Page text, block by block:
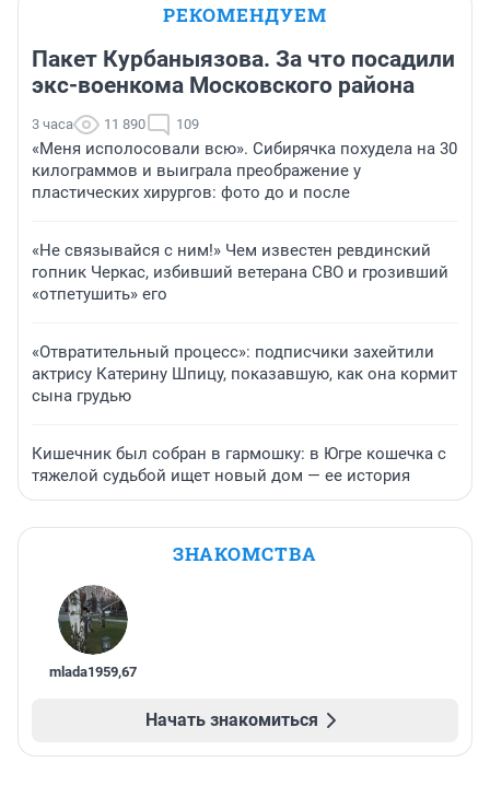
РЕКОМЕНДУЕМ
Пакет Курбаныязова. За что посадили
экс-военкома Московского района
3 часа 11 890 109
«Меня исполосовали всю». Сибирячка похудела на 30
килограммов и выиграла преображение у
пластических хирургов: фото до и после
«Не связывайся с ним!» Чем известен ревдинский
гопник Черкас, избивший ветерана СВО и грозивший
«отпетушить» его
«Отвратительный процесс»: подписчики захейтили
актрису Катерину Шпицу, показавшую, как она кормит
сына грудью
Кишечник был собран в гармошку: в Югре кошечка с
тяжелой судьбой ищет новый дом — ее история
ЗНАКОМСТВА
mlada1959,67
Начать знакомиться